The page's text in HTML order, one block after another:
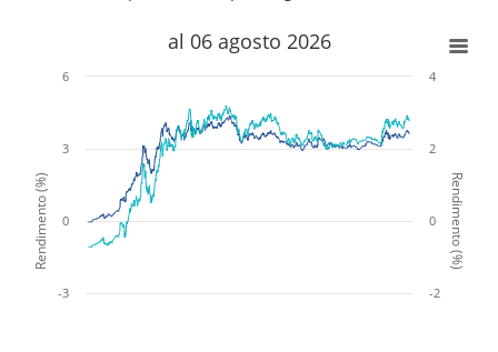
Rendimento (%) Rendimento (%)
al 06 agosto 2026
-3
0
3
6
-2
0
2
4